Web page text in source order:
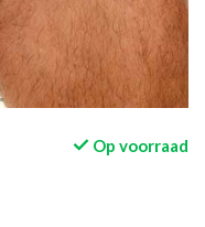
Op voorraad